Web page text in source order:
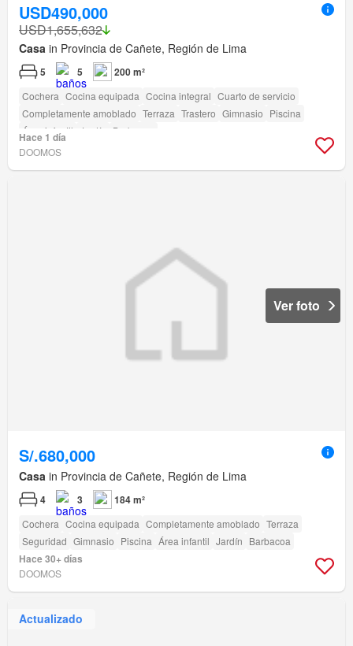
USD490,000
USD1,655,632
Casa in Provincia de Cañete, Región de Lima
5 5 200 m²
Cochera Cocina equipada Cocina integral Cuarto de servicio
Completamente amoblado Terraza Trastero Gimnasio Piscina
Área infantil
Jardín Barbacoa
Hace 1 día
DOOMOS
Ver foto
S/.680,000
Casa in Provincia de Cañete, Región de Lima
4 3 184 m²
Cochera Cocina equipada Completamente amoblado Terraza
Seguridad Gimnasio Piscina Área infantil Jardín Barbacoa
Hace 30+ días
DOOMOS
Actualizado